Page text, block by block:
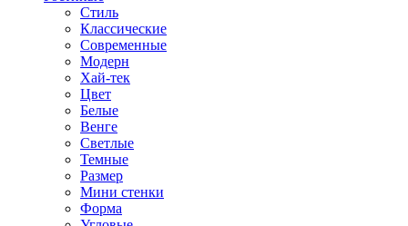
Стиль
Классические
Современные
Модерн
Хай-тек
Цвет
Белые
Венге
Светлые
Темные
Размер
Мини стенки
Форма